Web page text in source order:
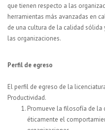
que tienen respecto a las
herramientas más avanzadas en
de una cultura de la calidad
las organizaciones.
Perfil de egreso
El perfil de egreso de la
Productividad.
Promueve la filosofía de la
éticamente el